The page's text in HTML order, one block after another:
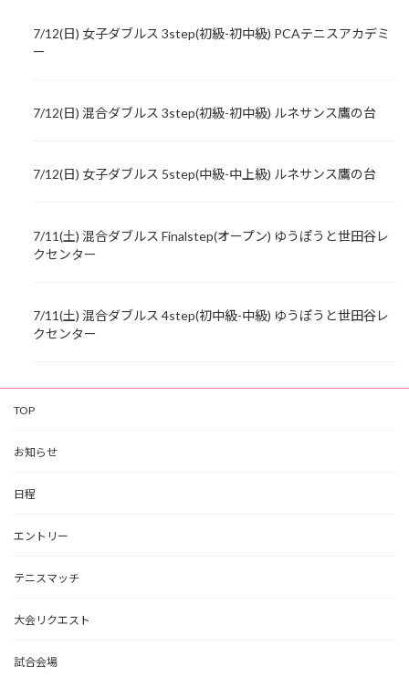
7/12(日) 女子ダブルス 3step(初級-初中級) PCAテニスアカデミ
ー
7/12(日) 混合ダブルス 3step(初級-初中級) ルネサンス鷹の台
7/12(日) 女子ダブルス 5step(中級-中上級) ルネサンス鷹の台
7/11(土) 混合ダブルス Finalstep(オープン) ゆうぽうと世田谷レ
クセンター
7/11(土) 混合ダブルス 4step(初中級-中級) ゆうぽうと世田谷レ
クセンター
TOP
お知らせ
日程
エントリー
テニスマッチ
大会リクエスト
試合会場